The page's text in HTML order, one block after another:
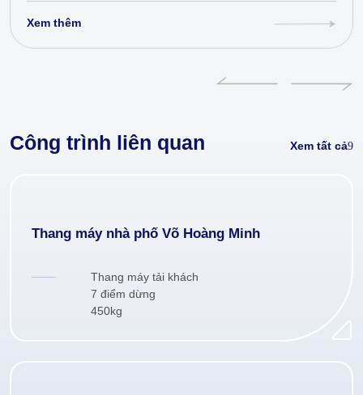
Xem thêm
Công trình liên quan Xem tất cả
Thang máy nhà phố Võ Hoàng Minh
Thang máy tải khách
7 điểm dừng
450kg